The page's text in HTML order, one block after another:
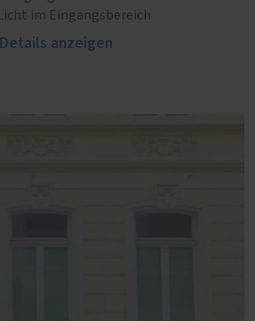
im Eingangsbereich
Details anzeigen